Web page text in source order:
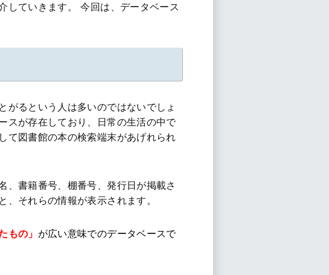
していきます。 今回は、データベース
がるという人は多いのではないでしょ
スが存在しており、日常の生活の中で
て図書館の本の検索端末があげれられ
、書籍番号、棚番号、発行日が掲載さ
それらの情報が表示されます。
もの」 が広い意味でのデータベースで